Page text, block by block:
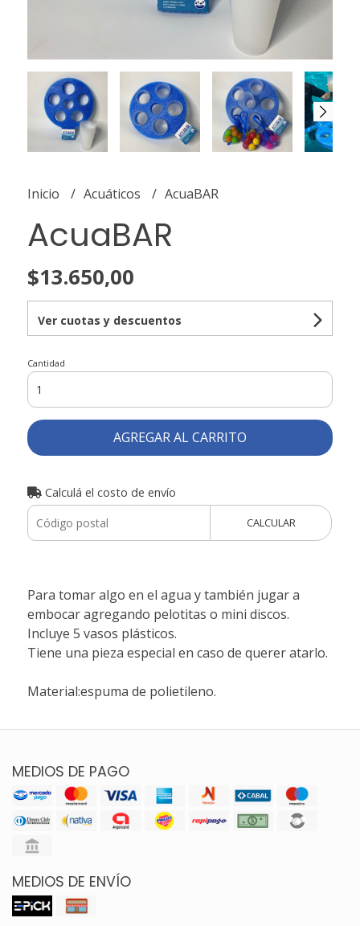
Inicio Acuáticos AcuaBAR
AcuaBAR
$13.650,00
Ver cuotas y descuentos
Cantidad
AGREGAR AL CARRITO
Calculá el costo de envío
CALCULAR
Para tomar algo en el agua y también jugar a
embocar agregando pelotitas o mini discos.
Incluye 5 vasos plásticos.
Tiene una pieza especial en caso de querer atarlo.
Material:espuma de polietileno.
MEDIOS DE PAGO
MEDIOS DE ENVÍO